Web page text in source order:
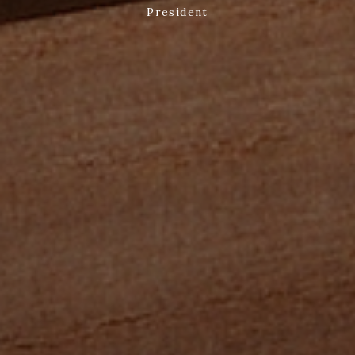
President